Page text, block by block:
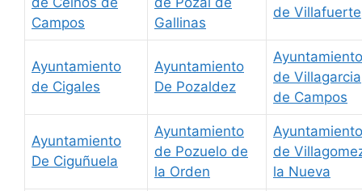
Campos
Gallinas
de Villafuerte
Ayuntamiento
de Cigales
Ayuntamiento
De Pozaldez
Ayuntamiento
de Villagarcia
de Campos
Ayuntamiento
De Ciguñuela
Ayuntamiento
de Pozuelo de
la Orden
Ayuntamiento
de
la Nueva